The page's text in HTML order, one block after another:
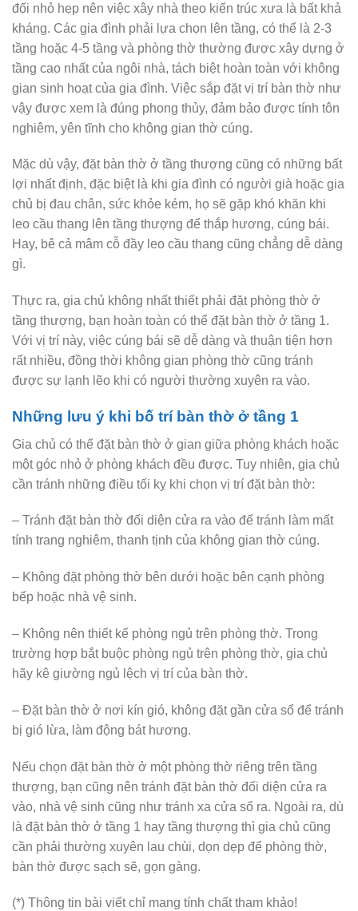
đối nhỏ hẹp nên việc xây nhà theo kiến trúc xưa là bất khả
kháng. Các gia đình phải lựa chọn lên tầng, có thể là 2-3
tầng hoặc 4-5 tầng và phòng thờ thường được xây dựng ở
tầng cao nhất của ngôi nhà, tách biệt hoàn toàn với không
gian sinh hoạt của gia đình. Việc sắp đặt vị trí bàn thờ như
vậy được xem là đúng phong thủy, đảm bảo được tính tôn
nghiêm, yên tĩnh cho không gian thờ cúng.
Mặc dù vậy, đặt bàn thờ ở tầng thượng cũng có những bất
lợi nhất định, đặc biệt là khi gia đình có người già hoặc gia
chủ bị đau chân, sức khỏe kém, họ sẽ gặp khó khăn khi
leo cầu thang lên tầng thượng để thắp hương, cúng bái.
Hay, bê cả mâm cỗ đầy leo cầu thang cũng chẳng dễ dàng
gì.
Thực ra, gia chủ không nhất thiết phải đặt phòng thờ ở
tầng thượng, bạn hoàn toàn có thể đặt bàn thờ ở tầng 1.
Với vị trí này, việc cúng bái sẽ dễ dàng và thuận tiện hơn
rất nhiều, đồng thời không gian phòng thờ cũng tránh
được sự lạnh lẽo khi có người thường xuyên ra vào.
Những lưu ý khi bố trí bàn thờ ở tầng 1
Gia chủ có thể đặt bàn thờ ở gian giữa phòng khách hoặc
một góc nhỏ ở phòng khách đều được. Tuy nhiên, gia chủ
cần tránh những điều tối kỵ khi chọn vị trí đặt bàn thờ:
– Tránh đặt bàn thờ đối diện cửa ra vào để tránh làm mất
tính trang nghiêm, thanh tịnh của không gian thờ cúng.
– Không đặt phòng thờ bên dưới hoặc bên cạnh phòng
bếp hoặc nhà vệ sinh.
– Không nên thiết kế phòng ngủ trên phòng thờ. Trong
trường hợp bắt buộc phòng ngủ trên phòng thờ, gia chủ
hãy kê giường ngủ lệch vị trí của bàn thờ.
– Đặt bàn thờ ở nơi kín gió, không đặt gần cửa sổ để tránh
bị gió lừa, làm động bát hương.
Nếu chọn đặt bàn thờ ở một phòng thờ riêng trên tầng
thượng, bạn cũng nên tránh đặt bàn thờ đối diện cửa ra
vào, nhà vệ sinh cũng như tránh xa cửa sổ ra. Ngoài ra, dù
là đặt bàn thờ ở tầng 1 hay tầng thượng thì gia chủ cũng
cần phải thường xuyên lau chùi, dọn dẹp để phòng thờ,
bàn thờ được sạch sẽ, gọn gàng.
(*) Thông tin bài viết chỉ mang tính chất tham khảo!